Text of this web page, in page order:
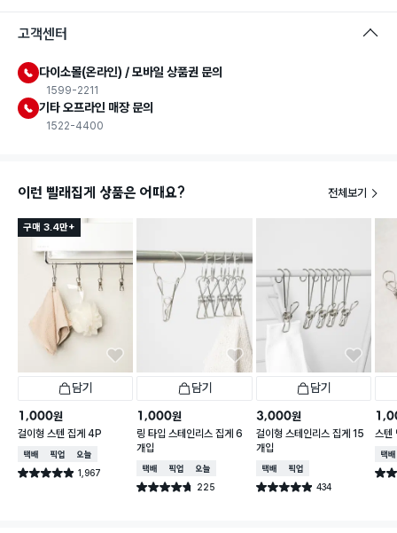
고객센터
다이소몰(온라인) / 모바일 상품권 문의
1599-2211
기타 오프라인 매장 문의
1522-4400
이런 빨래집게 상품은 어때요? 전체보기
구매 3.4만+
담기
1,000원
걸이형 스텐 집게 4P
택배배송매장픽업오늘배송
별점 4.9점 1,967
건 작성
담기
1,000원
링 타입 스테인리스 집게 6
개입
택배배송매장픽업오늘배송
별점 4.7점 225
건 작성
담기
3,000원
걸이형 스테인리스 집게 15
개입
택배배송매장픽업
별점 4.9점 434
건 작성
스텐
택배
별점